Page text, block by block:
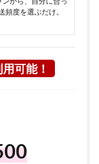
頻度を選ぶだけ。
可能！